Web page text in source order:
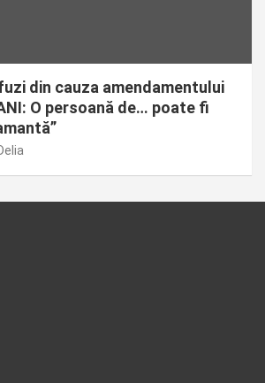
din cauza amendamentului
O persoană de… poate fi